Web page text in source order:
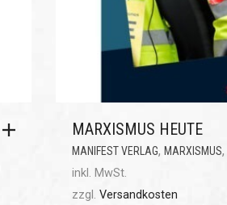
MARXISMUS HEUTE
MANIFEST VERLAG, MARXISMUS,
inkl. MwSt.
zzgl. Versandkosten